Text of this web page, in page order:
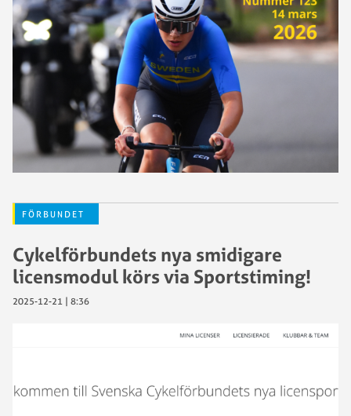
FÖRBUNDET
Cykelförbundets nya smidigare
licensmodul körs via Sportstiming!
2025-12-21 | 8:36